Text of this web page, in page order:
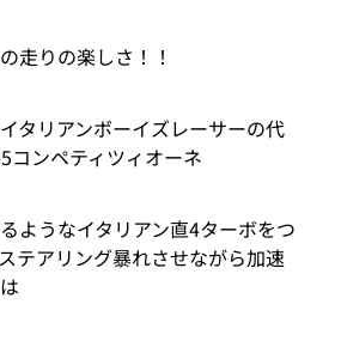
走りの楽しさ！！
タリアンボーイズレーサーの代
ンペティツィオーネ
ようなイタリアン直4ターボをつ
テアリング暴れさせながら加速